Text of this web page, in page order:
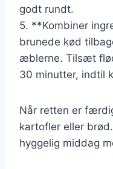
godt rundt.
5. **Kombiner
brunede kød
æblerne. Tilsæt
30 minutter, indtil
Når retten er
kartofler eller
hyggelig middag